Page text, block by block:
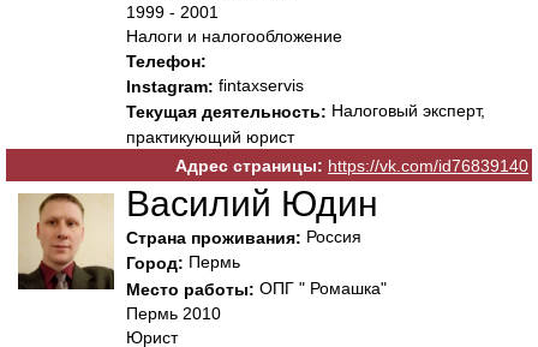
1999 - 2001
Налоги и налогообложение
Телефон:
Instagram: fintaxservis
Текущая деятельность: Налоговый эксперт,
практикующий юрист
Адрес страницы: https://vk.com/id76839140
Василий Юдин
Страна проживания: Россия
Город: Пермь
Место работы: ОПГ " Ромашка"
Пермь 2010
Юрист